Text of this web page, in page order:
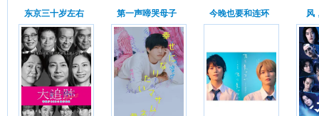
东京三十岁左右 第一声啼哭母子 今晚也要和连环 风